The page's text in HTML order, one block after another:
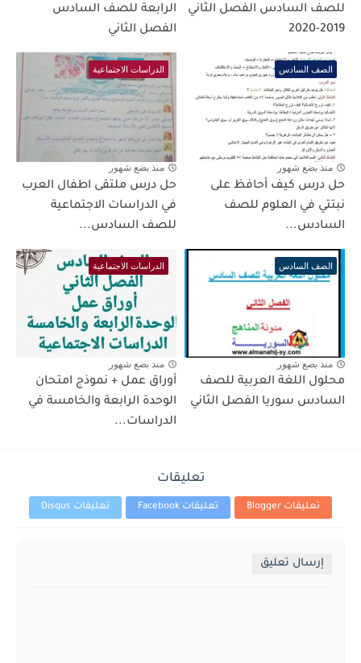
للصف السادس الفصل الثاني
2019-2020
الرابعة للصف السادس
الفصل الثاني
الصف السادس
منذ بضع شهور
حل درس كيف أحافظ على
نبتتي في العلوم للصف
السادس...
الدراسات الاجتماعية
منذ بضع شهور
حل درس ملتقى اطفال العرب
في الدراسات الاجتماعية
للصف السادس...
الصف السادس
منذ بضع شهور
محلول اللغة العربية للصف
السادس سوريا الفصل الثاني
الدراسات الاجتماعية
منذ بضع شهور
أوراق عمل + نموذج امتحان
الوحدة الرابعة والخامسة في
الدراسات...
تعليقات
تعليقات Blogger تعليقات Facebook تعليقات Disqus
إرسال تعليق